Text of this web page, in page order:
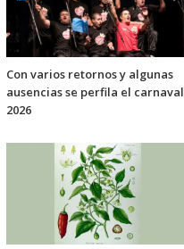
Con varios retornos y algunas
ausencias se perfila el carnaval
2026